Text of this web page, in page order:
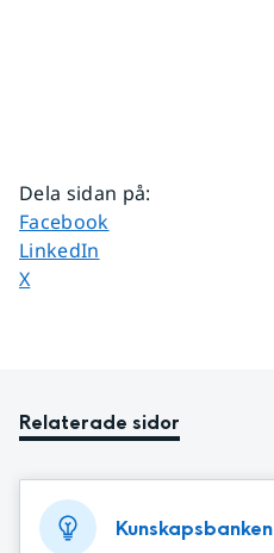
Dela sidan på:
Dela sidan på
Facebook
Dela sidan på
LinkedIn
Dela sidan på
X
Relaterade sidor
Kunskapsbanken